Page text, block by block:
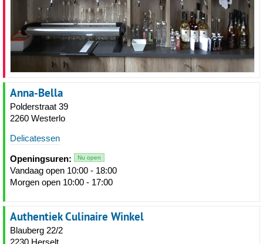
Anna-Bella
Polderstraat 39
2260 Westerlo
Delicatessen
Openingsuren: Nu open
Vandaag open 10:00 - 18:00
Morgen open 10:00 - 17:00
Authentiek Culinaire Winkel
Blauberg 22/2